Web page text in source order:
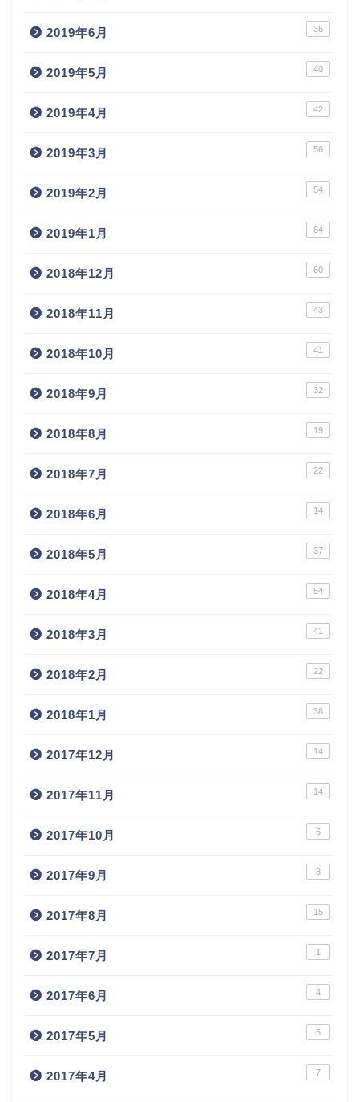
2019年6月 36
2019年5月 40
2019年4月 42
2019年3月 56
2019年2月 54
2019年1月 84
2018年12月 60
2018年11月 43
2018年10月 41
2018年9月 32
2018年8月 19
2018年7月 22
2018年6月 14
2018年5月 37
2018年4月 54
2018年3月 41
2018年2月 22
2018年1月 38
2017年12月 14
2017年11月 14
2017年10月 6
2017年9月 8
2017年8月 15
2017年7月 1
2017年6月 4
2017年5月 5
2017年4月 7